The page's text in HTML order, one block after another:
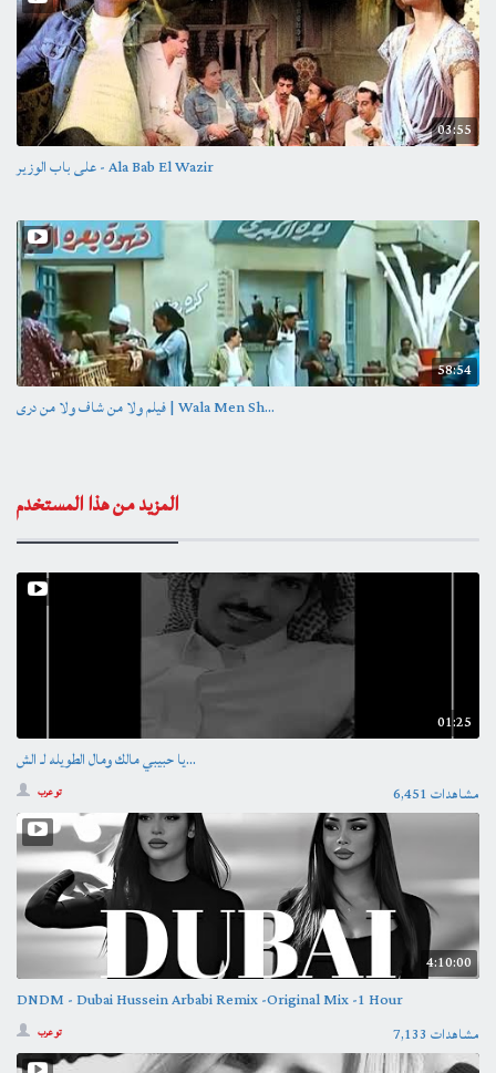
03:55
على باب الوزير - Ala Bab El Wazir
58:54
فيلم ولا من شاف ولا من درى | Wala Men Sh...
المزيد من هذا المستخدم
01:25
يا حبيبي مالك ومال الطويله لـ الش...
تو عرب 6,451 مشاهدات
4:10:00
DNDM - Dubai Hussein Arbabi Remix -Original Mix -1 Hour
تو عرب 7,133 مشاهدات